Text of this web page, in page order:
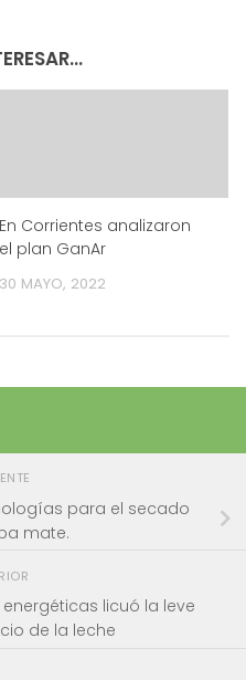
En Corrientes analizaron
el plan GanAr
30 MAYO, 2022
para el secado
mate.
licuó la leve
de la leche